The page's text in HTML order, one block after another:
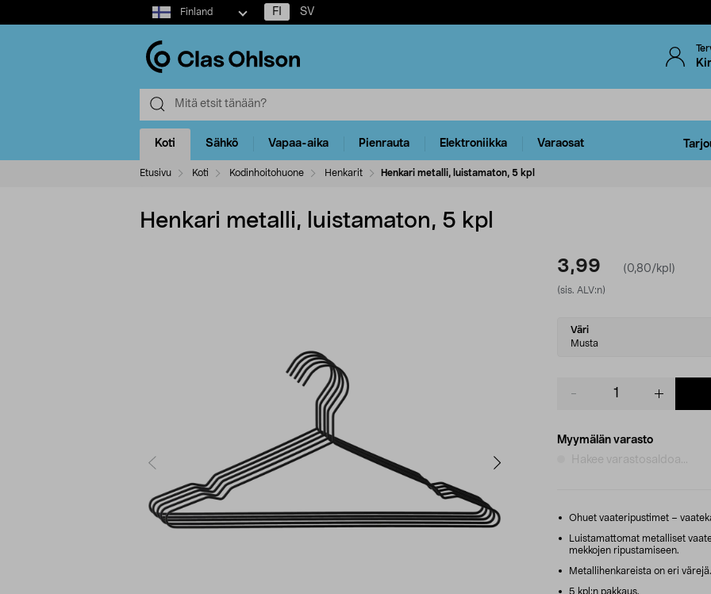
Select
market
Finland FI SV
Koti Sähkö Vapaa-aika Pienrauta Elektroniikka Varaosat
Etusivu Koti Kodinhoitohuone Henkarit Henkari metalli, luistamaton, 5 kpl
Henkari metalli, luistamaton, 5 kpl
3,99 (0,80/kpl)
(sis. ALV:n)
Select
variant
Väri
Musta
Myymälän varasto
Hakee varastosaldoa...
Ohuet vaateripustimet –
Luistamattomat metalliset
mekkojen ripustamiseen.
Metallihenkareista on eri värejä.
5 kpl:n pakkaus.